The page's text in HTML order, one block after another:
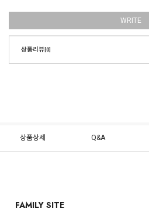
WRITE
상품리뷰[0]
상품상세 Q&A